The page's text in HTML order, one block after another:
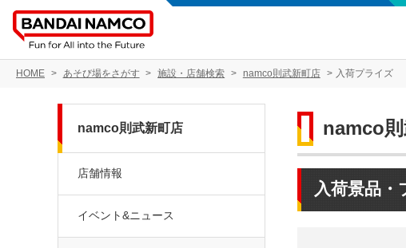
HOME あそび場をさがす 施設・店舗検索 namco則武新町店 入荷プライズ
namco
入荷景品・
namco則武新町店
店舗情報
イベント&ニュース